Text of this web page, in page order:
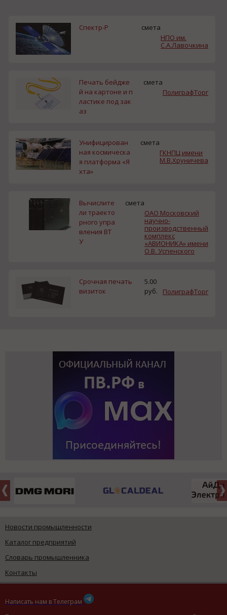
Спектр-Р
смета
НПО им.
С.А.Лавочкина
Печать бейдже
й на картоне и п
ластике под зак
аз
смета
ПолиграфТорг
Унифицирован
ная космическа
я платформа «Я
хта»
смета
ГКНПЦ имени
М.В.Хруничева
Вычислите
ли траекто
рного упра
вления ВТ
У
смета
ОАО Московский
научно-
производственный
комплекс
«АВИОНИКА» имени
О.В. Успенского
Срочная печать
визиток
5.00
руб.
ПолиграфТорг
Новости промышленности
Каталог предприятий
Словарь промышленника
Контакты
Написать нам в Телеграм